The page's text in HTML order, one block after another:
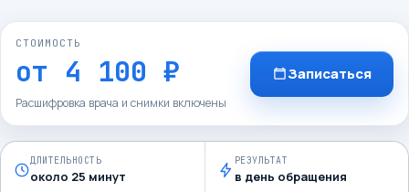
СТОИМОСТЬ
от 4 100 ₽
Расшифровка врача и снимки включены
Записаться
ДЛИТЕЛЬНОСТЬ
около 25 минут
РЕЗУЛЬТАТ
в день обращения